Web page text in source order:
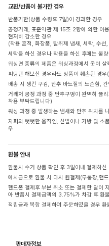
교환/반품이 불가한 경우
반품기한(상품 수령후 7일)이 경과한 경우
공정거래, 표준약관 제 15조 2항에 의한 이
현저히 감소한 경우
(착용 흔적, 화장품, 탈취제 냄새, 세탁, 수선
세탁을 하신 경우나 착용을 하신 후에는 불
워싱면 종류의 제품은 워싱과정에서 옷이
피팅만 해보신 경우라도 상품이 훼손된 경
배송 시 생긴 구김, 단추 바느질의 느슨함,
거래처 공정 과정 중 단추구멍이 완벽히 뚫
착용 부탁드립니다)
워싱 과정 중 발생하는 냄새와 단추 위치를
지퍼의 뻣뻣한 움직임, 신발이나 가방 및 소
우
환불 안내
환불시 수거 상품 확인 후 3일이내 결제하신
예치금으로 환불 시 다시 원결제(무통장,핸
핸드폰 결제후 부분 취소 또는 결제한 달이
아 반품시 결제금액의 3.75%가 차감 후 환
적립금과 복합 결제하여 주문하였을 경우
판매자정보